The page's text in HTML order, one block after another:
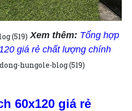
Xem thêm: Tổng hợp
giá rẻ chất lượng chính
60x120 giá rẻ